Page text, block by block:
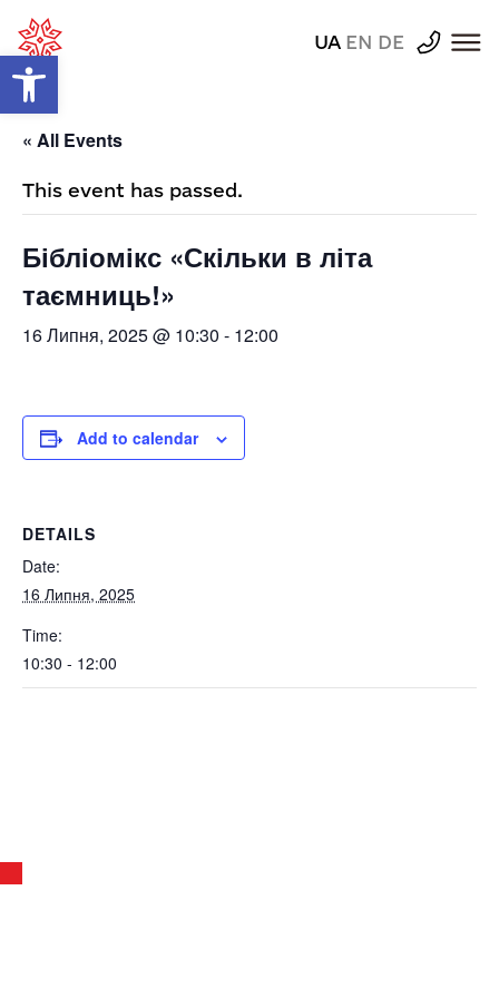
Відкрити Панель інструментів
UA EN DE
« All Events
This event has passed.
Бібліомікс «Скільки в літа
таємниць!»
16 Липня, 2025 @ 10:30 - 12:00
Add to calendar
DETAILS
Date:
16 Липня, 2025
Time:
10:30 - 12:00